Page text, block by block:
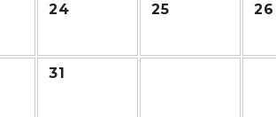
24 25 26
31